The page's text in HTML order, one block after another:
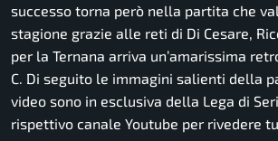
successo torna però nella partita che
stagione grazie alle reti di Di Cesare,
per la Ternana arriva un’amarissima
C. Di seguito le immagini salienti della
video sono in esclusiva della Lega di
rispettivo canale Youtube per rivedere